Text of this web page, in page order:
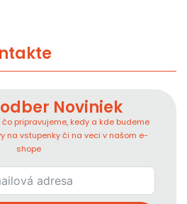
Noviniek
pripravujeme, kedy a kde budeme
na vstupenky či na veci v našom e-
shope